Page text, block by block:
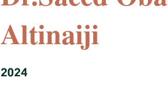
Altinaiji
2024